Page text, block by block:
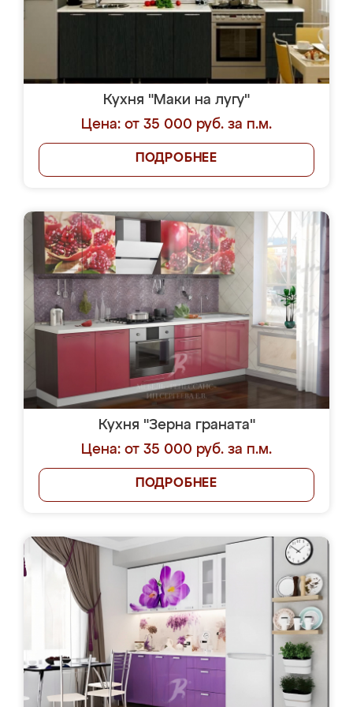
Кухня "Маки на лугу"
Цена: от 35 000 руб. за п.м.
ПОДРОБНЕЕ
Кухня "Зерна граната"
Цена: от 35 000 руб. за п.м.
ПОДРОБНЕЕ